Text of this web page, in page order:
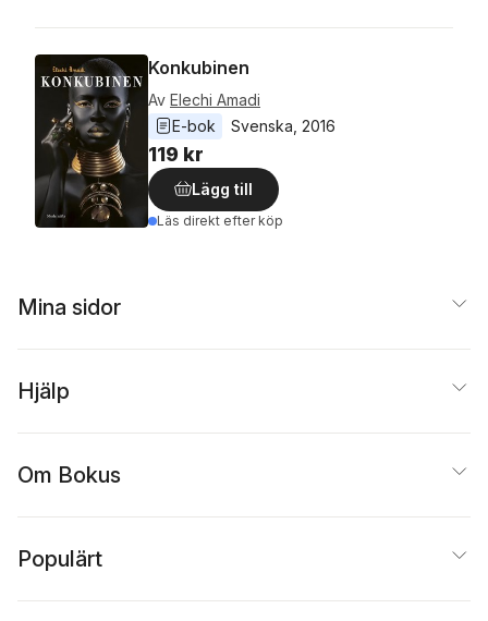
Konkubinen
Av Elechi Amadi
E-bok
Svenska 2016
119 kr
Lägg till
Läs direkt efter köp
Mina sidor
Hjälp
Om Bokus
Populärt